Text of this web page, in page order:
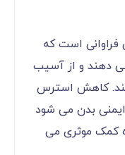
است که
دهند و از آسیب
کاهش استرس
بدن می شود
کمک موثری می